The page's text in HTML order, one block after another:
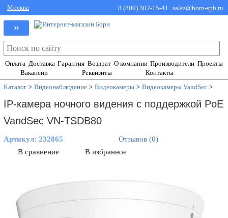
Москва 8 (800) 302-15-41 sales@born-spb.ru
»
Оплата Доставка Гарантия Возврат О компании Производители Проекты
Вакансии
Реквизиты
Контакты
Каталог > Видеонаблюдение > Видеокамеры > Видеокамеры VandSec >
IP-камера ночного видения с поддержкой PoE
VandSec VN-TSDB80
Артикул:232865
Отзывов (0)
В сравнение
В избранное